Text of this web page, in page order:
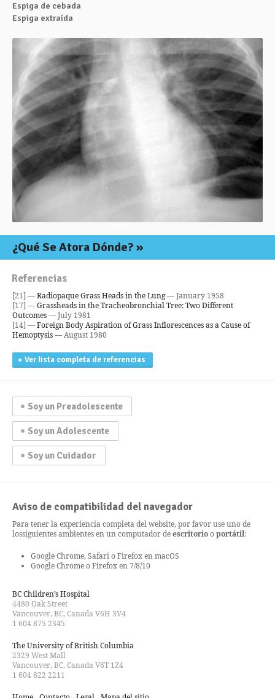
Espiga de cebada
Espiga extraída
¿Qué Se Atora Dónde?
Referencias
[21] —Radiopaque Grass Heads in the Lung— January 1958
[17] —Grassheads in the Tracheobronchial Tree: Two Different
Outcomes— July 1981
[14] —Foreign Body Aspiration of Grass Inflorescences as a Cause of
Hemoptysis— August 1980
Ver lista completa de referencias
Soy un Preadolescente
Soy un Adolescente
Soy un Cuidador
Aviso de compatibilidad del navegador
Para tener la experiencia completa del website, por favor use uno de
lossiguientes ambientes en un computador deescritoriooportátil:
Google Chrome, Safari o Firefox en macOS
Google Chrome o Firefox en 7/8/10
BC Children’s Hospital
4480 Oak Street
Vancouver, BC, Canada V6H 3V4
1 604 875 2345
The University of British Columbia
2329 West Mall
Vancouver, BC, Canada V6T 1Z4
1 604 822 2211